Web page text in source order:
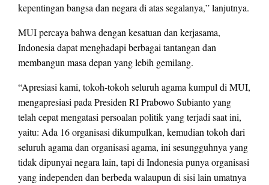
kepentingan bangsa dan negara di atas segalanya,” lanjutnya.
MUI percaya bahwa dengan kesatuan dan kerjasama,
Indonesia dapat menghadapi berbagai tantangan dan
membangun masa depan yang lebih gemilang.
“Apresiasi kami, tokoh-tokoh seluruh agama kumpul di MUI,
mengapresiasi pada Presiden RI Prabowo Subianto yang
telah cepat mengatasi persoalan politik yang terjadi saat ini,
yaitu: Ada 16 organisasi dikumpulkan, kemudian tokoh dari
seluruh agama dan organisasi agama, ini sesungguhnya yang
tidak dipunyai negara lain, tapi di Indonesia punya organisasi
yang independen dan berbeda walaupun di sisi lain umatnya